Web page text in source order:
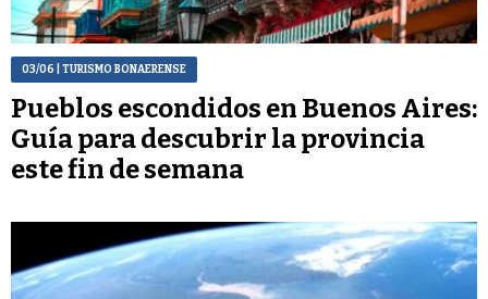
03/06 | TURISMO BONAERENSE
Pueblos escondidos en Buenos Aires:
Guía para descubrir la provincia
este fin de semana